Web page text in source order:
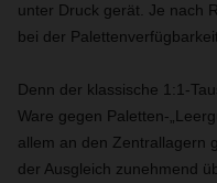
unter Druck gerät. Je nach
bei der
Denn der klassische 1:1-
Ware gegen Paletten-
allem an den Zentrallagern
der Ausgleich zunehmend